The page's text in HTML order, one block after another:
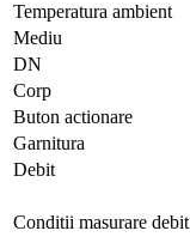
Temperatura ambient
Mediu
DN
Corp
Buton actionare
Garnitura
Debit
Conditii masurare debit